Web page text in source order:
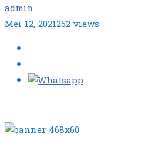
admin
Mei 12, 2021252 views